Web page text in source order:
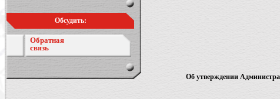
Обсудить:
Обратная
связь
Об утверждении